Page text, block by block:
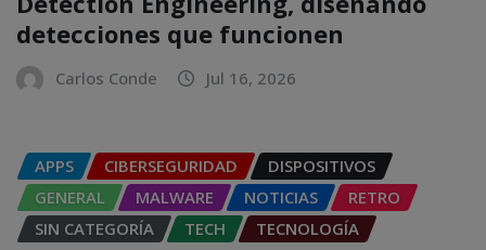
detecciones que funcionen
Carlos Conde Jul 16, 2026
APPS CIBERSEGURIDAD
DISPOSITIVOS
GENERAL
MALWARE NOTICIAS
RETRO
SIN CATEGORÍA
TECH TECNOLOGÍA